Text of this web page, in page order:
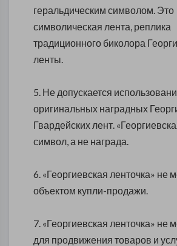
геральдическим символом. Это
символическая лента, реплика
традиционного биколора
ленты.
5. Не допускается
оригинальных наградных
Гвардейских лент.
символ, а не награда.
6. «Георгиевская ленточка» не
объектом купли-продажи.
7. «Георгиевская ленточка» не
для продвижения товаров и